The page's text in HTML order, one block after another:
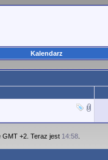
Kalendarz
+2. Teraz jest 14:58